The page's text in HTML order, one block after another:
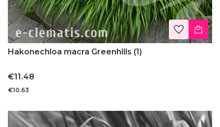
Hakonechloa macra Greenhills (1)
Price
€11.48
€10.63